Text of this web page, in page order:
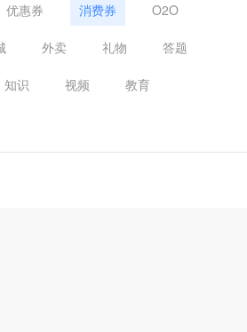
优惠券 消费券 O2O
外卖 礼物 答题
知识 视频 教育